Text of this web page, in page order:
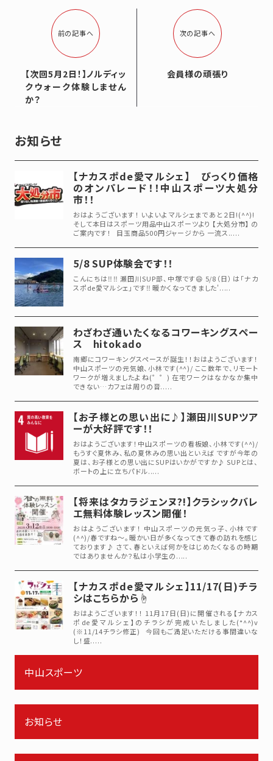
前の記事へ
【次回5月2日！】ノルディッ
クウォーク体験しません
か？
次の記事へ
会員様の頑張り
お知らせ
【ナカスポde愛マルシェ】 びっくり価格
のオンパレード！！中山スポーツ大処分
市！！
おはようございます！ いよいよマルシェまであと２日!(^^)!
そして本日はスポーツ用品中山スポーツより 【大処分市】 の
ご案内です！ 目玉商品500円ジャージから 一流ス.....
5/8 SUP体験会です！！
こんにちは‼︎‼︎ 瀬田川SUP部、中塚です😄 5/8（日）は「ナカ
スポde愛マルシェ」です‼️ 暖かくなってきました'.....
わざわざ通いたくなるコワーキングスペー
ス hitokado
南郷にコワーキングスペースが誕生！！おはようございます！
中山スポーツの元気娘、小林です(^^)/ ここ数年で、リモート
ワークが増えましたよね(゜゜) 在宅ワークはなかなか集中
できない…カフェは周りの音.....
【お子様との思い出に♪】瀬田川SUPツア
ーが大好評です！！
おはようございます！中山スポーツの看板娘、小林です(^^)/
もうすぐ夏休み、私の夏休みの思い出といえば ですが今年の
夏は、お子様との思い出にSUPはいかがですか♪ SUPとは、
ボートの上に立ちパドル.....
【将来はタカラジェンヌ?!】クラシックバレ
エ無料体験レッスン開催！
おはようございます！ 中山スポーツの元気っ子、小林です
(^^)/春ですね～。暖かい日が多くなってきて春の訪れを感じ
ております♪ さて、春といえば何かをはじめたくなるの時期
ではありませんか？私は小学生の.....
【ナカスポde愛マルシェ】11/17(日)チラ
シはこちらから☝
おはようございます！！ 11月17日(日)に開催される【ナカス
ポde愛マルシェ】のチラシが完成いたしました(*^^)v
(※11/14チラシ修正) 今回もご満足いただける事間違いな
し！盛.....
中山スポーツ
お知らせ